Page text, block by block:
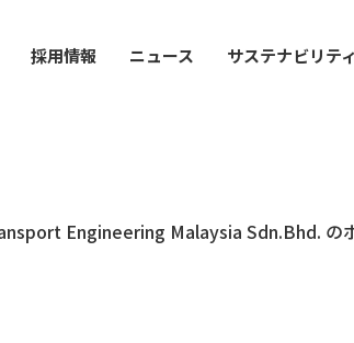
採用情報 ニュース サステナビリティ
Engineering Malaysia Sdn.Bhd. の